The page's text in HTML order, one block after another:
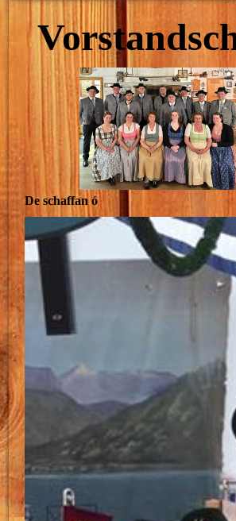
De schaffan ó